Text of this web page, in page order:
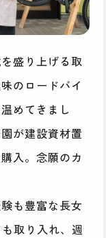
盛り上げる取
のロードバイ
めてきまし
が建設資材置
入。念願のカ
も豊富な長女
取り入れ、週